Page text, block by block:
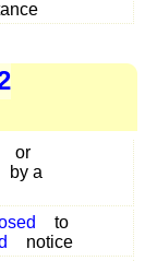
or
by a
to
notice